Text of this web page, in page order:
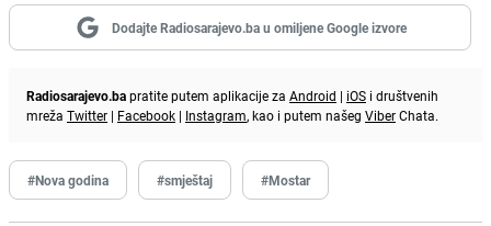
Dodajte Radiosarajevo.ba u omiljene Google izvore
Radiosarajevo.bapratite putem aplikacije za Android | iOS i društvenih
mreža Twitter | Facebook | Instagram, kao i putem našeg ViberChata.
#Nova godina #smještaj #Mostar